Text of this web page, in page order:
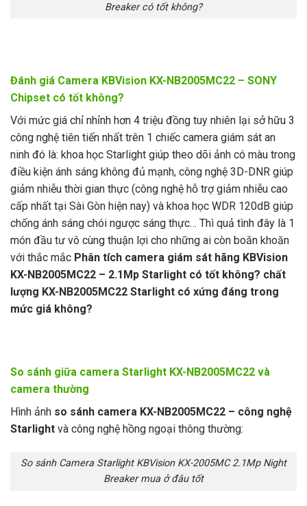
Breaker có tốt không?
Đánh giá Camera KBVision KX-NB2005MC22 – SONY
Chipset có tốt không?
Với mức giá chỉ nhỉnh hơn 4 triệu đồng tuy nhiên lại sở hữu 3
công nghệ tiên tiến nhất trên 1 chiếc camera giám sát an
ninh đó là: khoa học Starlight giúp theo dõi ảnh có màu trong
điều kiện ánh sáng không đủ mạnh, công nghệ 3D-DNR giúp
giảm nhiễu thời gian thực (công nghệ hỗ trợ giảm nhiễu cao
cấp nhất tại Sài Gòn hiện nay) và khoa học WDR 120dB giúp
chống ánh sáng chói ngược sáng thực… Thì quả tình đây là 1
món đầu tư vô cùng thuận lợi cho những ai còn boăn khoăn
với thắc mắc Phân tích camera giám sát hãng KBVision
KX-NB2005MC22 – 2.1Mp Starlight có tốt không? chất
lượng KX-NB2005MC22 Starlight có xứng đáng trong
mức giá không?
So sánh giữa camera Starlight KX-NB2005MC22 và
camera thường
Hình ảnh so sánh camera KX-NB2005MC22 – công nghệ
Starlight và công nghệ hồng ngoại thông thường:
So sánh Camera Starlight KBVision KX-2005MC 2.1Mp Night
Breaker mua ở đâu tốt